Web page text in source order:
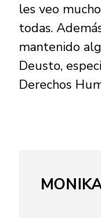
les veo
todas.
mantenido
Deusto,
Derechos